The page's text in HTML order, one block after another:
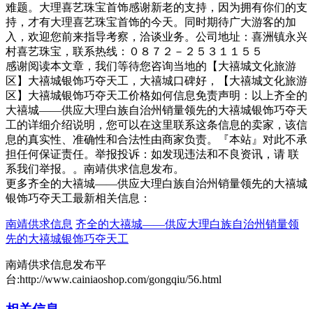
难题。大理喜艺珠宝首饰感谢新老的支持，因为拥有你们的支
持，才有大理喜艺珠宝首饰的今天。同时期待广大游客的加
入，欢迎您前来指导考察，洽谈业务。公司地址：喜洲镇永兴
村喜艺珠宝，联系热线：０８７２－２５３１１５５
感谢阅读本文章，我们等待您咨询当地的【大禧城文化旅游
区】大禧城银饰巧夺天工，大禧城口碑好，【大禧城文化旅游
区】大禧城银饰巧夺天工价格如何信息免责声明：以上齐全的
大禧城——供应大理白族自治州销量领先的大禧城银饰巧夺天
工的详细介绍说明，您可以在这里联系这条信息的卖家，该信
息的真实性、准确性和合法性由商家负责。『本站』对此不承
担任何保证责任。举报投诉：如发现违法和不良资讯，请 联
系我们举报。。南靖供求信息发布。
更多齐全的大禧城——供应大理白族自治州销量领先的大禧城
银饰巧夺天工最新相关信息：
南靖供求信息 齐全的大禧城——供应大理白族自治州销量领
先的大禧城银饰巧夺天工
南靖供求信息发布平
台:http://www.cainiaoshop.com/gongqiu/56.html